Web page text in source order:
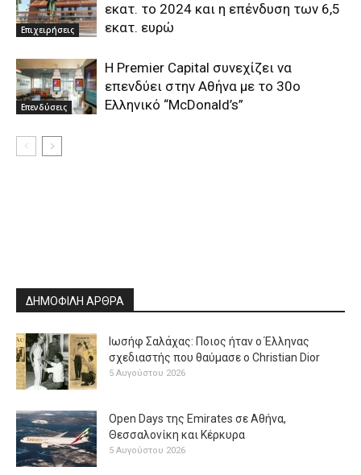
Επιχειρήσεις
εκατ. το 2024 και η επένδυση των 6,5
εκατ. ευρώ
Επενδύσεις
Η Premier Capital συνεχίζει να
επενδύει στην Αθήνα με το 30ο
Ελληνικό “McDonald’s”
ΔΗΜΟΦΙΛΗ ΑΡΘΡΑ
Ιωσήφ Σαλάχας: Ποιος ήταν ο Έλληνας
σχεδιαστής που θαύμασε ο Christian Dior
5 Αυγούστου 2026
Open Days της Emirates σε Αθήνα,
Θεσσαλονίκη και Κέρκυρα
5 Αυγούστου 2026